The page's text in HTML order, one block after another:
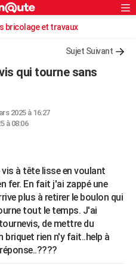
Rechercher
bricolage et travaux
Sujet Suivant
qui tourne sans
2025 à 16:27
à 08:06
à tête lisse en voulant
fer. En fait j'ai zappé une
plus à retirer le boulon qui
tout le temps. J'ai
de mettre du
briquet rien n'y fait..help à